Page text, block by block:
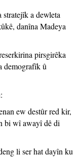
a dewleta
danîna Madeya
pirsgirêka
demografîk û
ew destûr red kir,
bi wî awayî dê di
li ser hat dayîn ku